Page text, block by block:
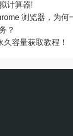
计算器!
浏览器，为何
？
容量获取教程！